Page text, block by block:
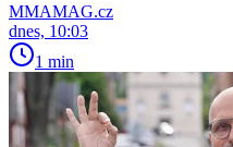
MMAMAG.cz
dnes, 10:03
1 min